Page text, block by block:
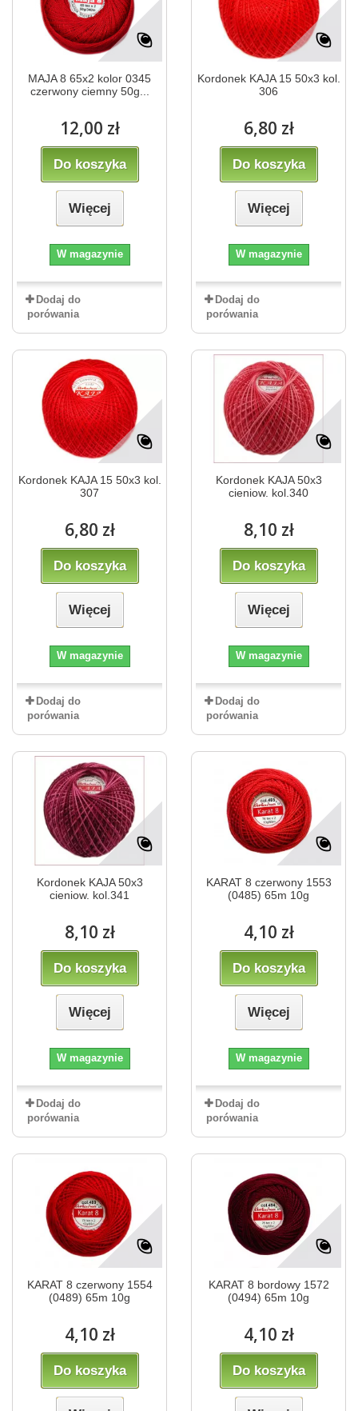
MAJA 8 65x2 kolor 0345
czerwony ciemny 50g...
12,00 zł
Do koszyka
Więcej
W magazynie
Dodaj do
porówania
Kordonek KAJA 15 50x3 kol.
306
6,80 zł
Do koszyka
Więcej
W magazynie
Dodaj do
porówania
Kordonek KAJA 15 50x3 kol.
307
6,80 zł
Do koszyka
Więcej
W magazynie
Dodaj do
porówania
Kordonek KAJA 50x3
cieniow. kol.340
8,10 zł
Do koszyka
Więcej
W magazynie
Dodaj do
porówania
Kordonek KAJA 50x3
cieniow. kol.341
8,10 zł
Do koszyka
Więcej
W magazynie
Dodaj do
porówania
KARAT 8 czerwony 1553
(0485) 65m 10g
4,10 zł
Do koszyka
Więcej
W magazynie
Dodaj do
porówania
KARAT 8 czerwony 1554
(0489) 65m 10g
4,10 zł
Do koszyka
KARAT 8 bordowy 1572
(0494) 65m 10g
4,10 zł
Do koszyka